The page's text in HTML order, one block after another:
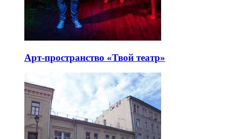
Арт-пространство «Твой театр»